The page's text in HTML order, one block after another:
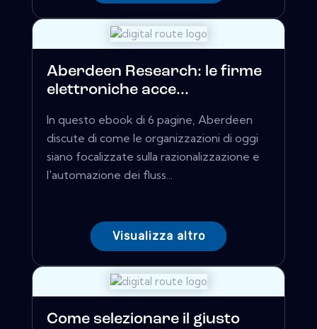
Aberdeen Research: le firme
elettroniche acce...
In questo ebook di 6 pagine, Aberdeen
discute di come le organizzazioni di oggi
siano focalizzate sulla razionalizzazione e
l'automazione dei fluss...
Visualizza altro
Come selezionare il giusto